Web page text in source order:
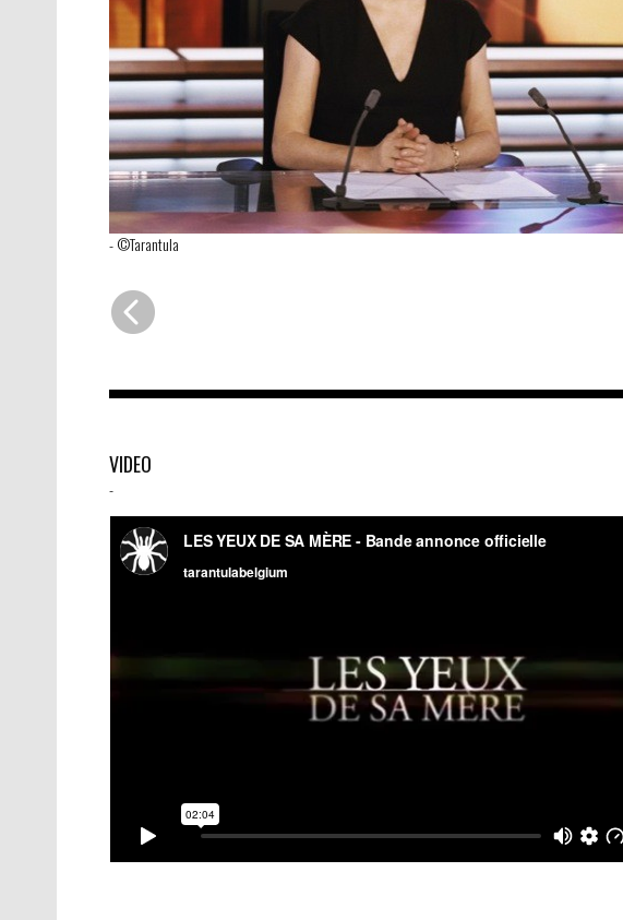
-©Tarantula
VIDEO
-